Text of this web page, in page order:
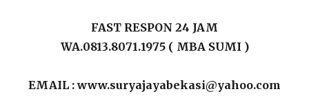
FAST RESPON 24 JAM
WA.0813.8071.1975 ( MBA SUMI )
EMAIL : www.suryajayabekasi@yahoo.com